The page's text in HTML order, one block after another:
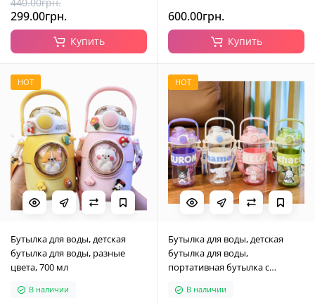
299.00грн.
Купить
600.00грн.
Купить
HOT
Бутылка для воды, детская
бутылка для воды, разные
цвета, 700 мл
В наличии
HOT
Бутылка для воды, детская
бутылка для воды,
портативная бутылка с
разные цвета, 745 мл
В наличии